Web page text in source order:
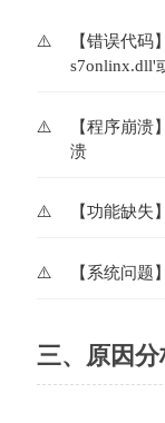
【错误代码
s7onlinx.dll'
【程序崩溃
溃
【功能缺失
【系统问题
三、原因分